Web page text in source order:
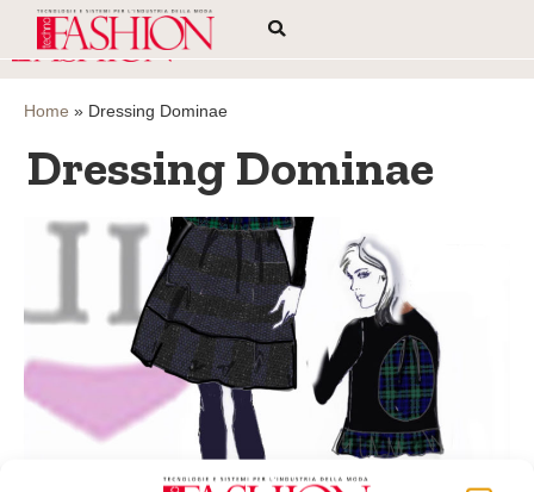
Home » Dressing Dominae
Dressing Dominae
Analisi del capo di Dressing Dominae,